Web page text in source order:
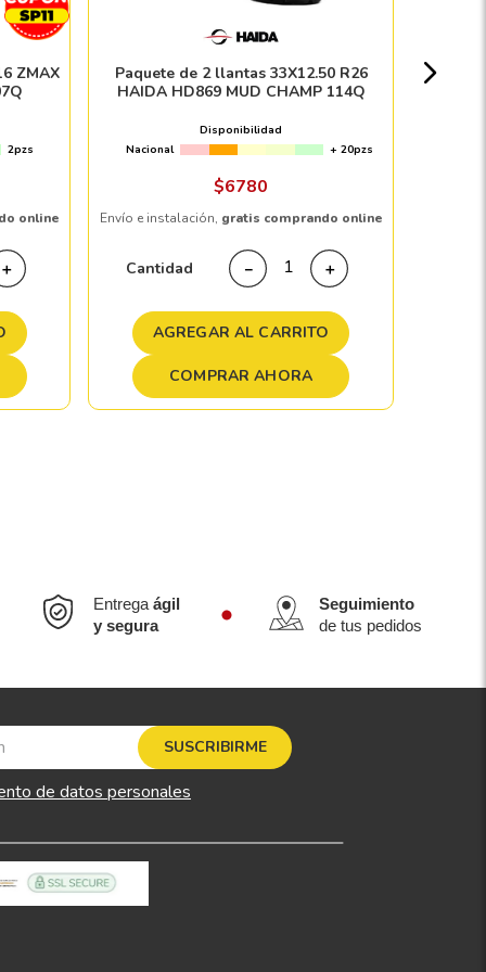
ZMAX
2pzs
online
＋
Paquete de 2 llantas 33X12.50 R26
HAIDA HD869 MUD CHAMP 114Q
Disponibilidad
Nacional
+ 20pzs
$6780
Envío e instalación, gratis comprando online
Cantidad ＋
－
AGREGAR AL CARRITO
COMPRAR AHORA
Entregaágil
y segura
Seguimiento
de tus pedidos
SUSCRIBIRME
de datos personales